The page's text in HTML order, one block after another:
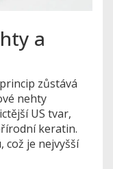
a
zůstává
nehty
US tvar,
keratin.
, což je nejvyšší